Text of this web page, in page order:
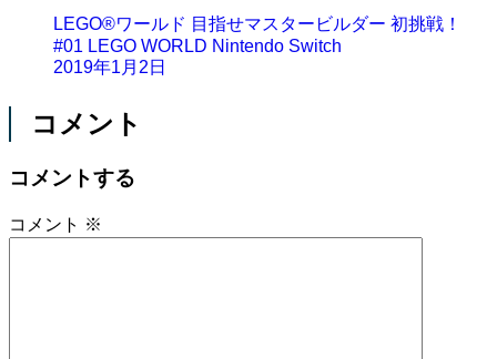
LEGO®ワールド 目指せマスタービルダー 初挑戦！
#01 LEGO WORLD Nintendo Switch
2019年1月2日
コメント
コメントする
コメント ※